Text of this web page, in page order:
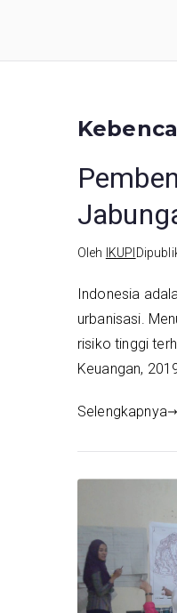
konten
IKUPI
Oleh IKUPI
Indonesia
urbanisasi.
risiko tinggi
Keuangan,
Selengkapnya